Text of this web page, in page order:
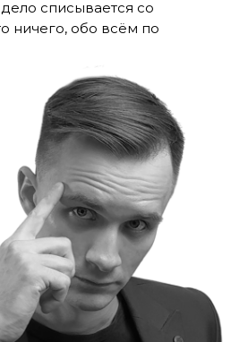
списывается со
ничего, обо всём по